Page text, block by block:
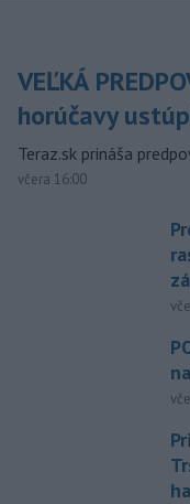
VEĽKÁ
horúčavy
Teraz.sk prináša
včera 16:00